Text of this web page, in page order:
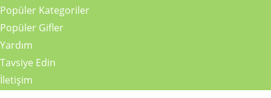
Popüler Kategoriler
Popüler Gifler
Yardım
Tavsiye Edin
İletişim